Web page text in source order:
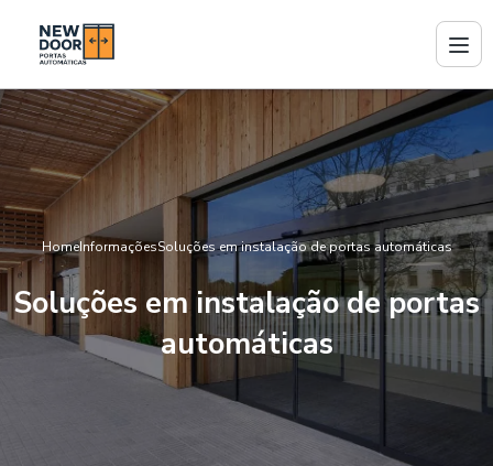
HomeInformaçõesSoluções em instalação de portas automáticas
Soluções em instalação de portas
automáticas